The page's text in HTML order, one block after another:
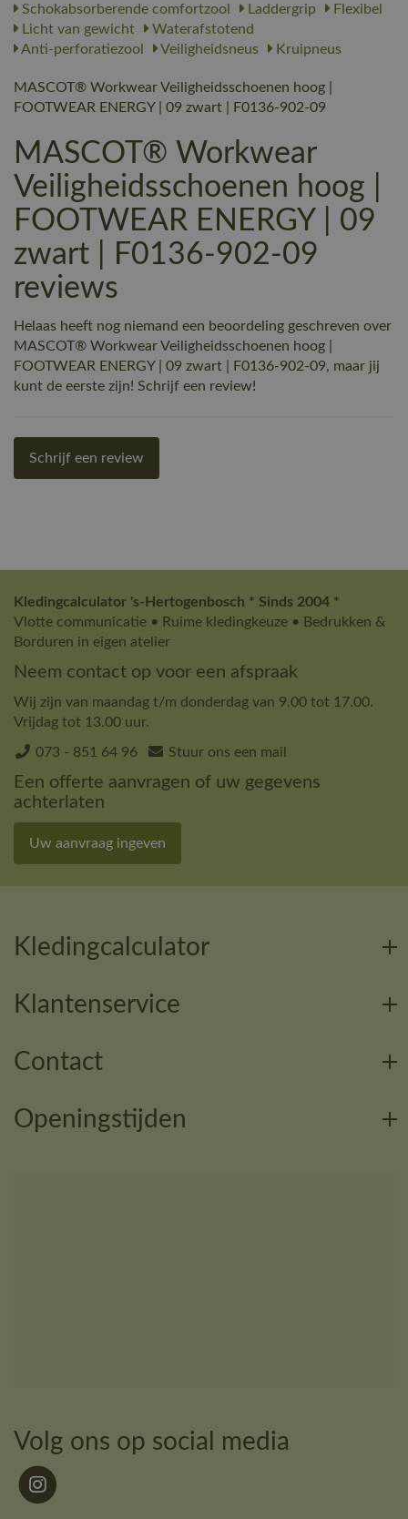
Schokabsorberende comfortzool
Laddergrip
Flexibel
Licht van gewicht
Waterafstotend
Anti-perforatiezool
Veiligheidsneus Kruipneus
MASCOT® Workwear Veiligheidsschoenen hoog |
FOOTWEAR ENERGY | 09 zwart | F0136-902-09
MASCOT® Workwear
Veiligheidsschoenen hoog |
FOOTWEAR ENERGY | 09
zwart | F0136-902-09
reviews
Helaas heeft nog niemand een beoordeling geschreven over
MASCOT® Workwear Veiligheidsschoenen hoog |
FOOTWEAR ENERGY | 09 zwart | F0136-902-09, maar jij
kunt de eerste zijn! Schrijf een review!
Schrijf een review
Kledingcalculator 's-Hertogenbosch * Sinds 2004 *
Vlotte communicatie • Ruime kledingkeuze • Bedrukken &
Borduren in eigen atelier
Neem contact op voor een afspraak
Wij zijn van maandag t/m donderdag van 9.00 tot 17.00.
Vrijdag tot 13.00 uur.
073 - 851 64 96 Stuur ons een mail
Een offerte aanvragen of uw gegevens
achterlaten
Uw aanvraag ingeven
Kledingcalculator
Klantenservice
Contact
Openingstijden
Volg ons op social media